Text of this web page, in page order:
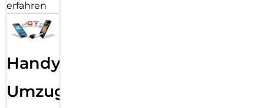
erfahren
Handy
Umzug